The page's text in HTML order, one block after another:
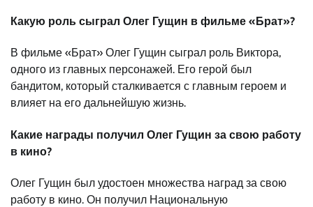
Какую роль сыграл Олег Гущин в фильме «Брат»?
В фильме «Брат» Олег Гущин сыграл роль Виктора,
одного из главных персонажей. Его герой был
бандитом, который сталкивается с главным героем и
влияет на его дальнейшую жизнь.
Какие награды получил Олег Гущин за свою работу
в кино?
Олег Гущин был удостоен множества наград за свою
работу в кино. Он получил Национальную